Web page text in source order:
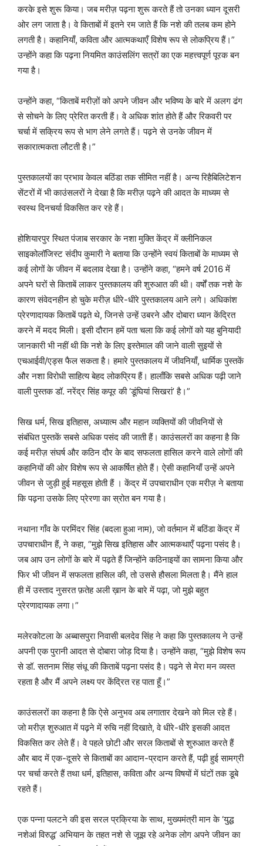
करके इसे शुरू किया। जब मरीज़ पढ़ना शुरू करते हैं तो उनका ध्यान दूसरी
ओर लग जाता है। वे किताबों में इतने रम जाते हैं कि नशे की तलब कम होने
लगती है। कहानियाँ, कविता और आत्मकथाएँ विशेष रूप से लोकप्रिय हैं।”
उन्होंने कहा कि पढ़ना नियमित काउंसलिंग सत्रों का एक महत्त्वपूर्ण पूरक बन
गया है।
उन्होंने कहा, “किताबें मरीज़ों को अपने जीवन और भविष्य के बारे में अलग ढंग
से सोचने के लिए प्रेरित करती हैं। वे अधिक शांत होते हैं और रिकवरी पर
चर्चा में सक्रिय रूप से भाग लेने लगते हैं। पढ़ने से उनके जीवन में
सकारात्मकता लौटती है।”
पुस्तकालयों का प्रभाव केवल बठिंडा तक सीमित नहीं है। अन्य रिहैबिलिटेशन
सेंटरों में भी काउंसलरों ने देखा है कि मरीज़ पढ़ने की आदत के माध्यम से
स्वस्थ दिनचर्या विकसित कर रहे हैं।
होशियारपुर स्थित पंजाब सरकार के नशा मुक्ति केंद्र में क्लीनिकल
साइकोलॉजिस्ट संदीप कुमारी ने बताया कि उन्होंने स्वयं किताबों के माध्यम से
कई लोगों के जीवन में बदलाव देखा है। उन्होंने कहा, “हमने वर्ष 2016 में
अपने घरों से किताबें लाकर पुस्तकालय की शुरुआत की थी। वर्षों तक नशे के
कारण संवेदनहीन हो चुके मरीज़ धीरे-धीरे पुस्तकालय आने लगे। अधिकांश
प्रेरणादायक किताबें पढ़ते थे, जिनसे उन्हें उबरने और दोबारा ध्यान केंद्रित
करने में मदद मिली। इसी दौरान हमें पता चला कि कई लोगों को यह बुनियादी
जानकारी भी नहीं थी कि नशे के लिए इस्तेमाल की जाने वाली सुइयों से
एचआईवी/एड्स फैल सकता है। हमारे पुस्तकालय में जीवनियाँ, धार्मिक पुस्तकें
और नशा विरोधी साहित्य बेहद लोकप्रिय हैं। हालाँकि सबसे अधिक पढ़ी जाने
वाली पुस्तक डॉ. नरेंद्र सिंह कपूर की ‘डूंघियां सिखरां’ है।”
सिख धर्म, सिख इतिहास, अध्यात्म और महान व्यक्तियों की जीवनियों से
संबंधित पुस्तकें सबसे अधिक पसंद की जाती हैं। काउंसलरों का कहना है कि
कई मरीज़ संघर्ष और कठिन दौर के बाद सफलता हासिल करने वाले लोगों की
कहानियों की ओर विशेष रूप से आकर्षित होते हैं। ऐसी कहानियाँ उन्हें अपने
जीवन से जुड़ी हुई महसूस होती हैं । केंद्र में उपचाराधीन एक मरीज़ ने बताया
कि पढ़ना उसके लिए प्रेरणा का स्रोत बन गया है।
नथाना गाँव के परमिंदर सिंह (बदला हुआ नाम), जो वर्तमान में बठिंडा केंद्र में
उपचाराधीन हैं, ने कहा, “मुझे सिख इतिहास और आत्मकथाएँ पढ़ना पसंद है।
जब आप उन लोगों के बारे में पढ़ते हैं जिन्होंने कठिनाइयों का सामना किया और
फिर भी जीवन में सफलता हासिल की, तो उससे हौसला मिलता है। मैंने हाल
ही में उस्ताद नुसरत फ़तेह अली ख़ान के बारे में पढ़ा, जो मुझे बहुत
प्रेरणादायक लगा।”
मलेरकोटला के अब्बासपुरा निवासी बलदेव सिंह ने कहा कि पुस्तकालय ने उन्हें
अपनी एक पुरानी आदत से दोबारा जोड़ दिया है। उन्होंने कहा, “मुझे विशेष रूप
से डॉ. सतनाम सिंह संधू की किताबें पढ़ना पसंद है। पढ़ने से मेरा मन व्यस्त
रहता है और मैं अपने लक्ष्य पर केंद्रित रह पाता हूँ।”
काउंसलरों का कहना है कि ऐसे अनुभव अब लगातार देखने को मिल रहे हैं।
जो मरीज़ शुरुआत में पढ़ने में रुचि नहीं दिखाते, वे धीरे-धीरे इसकी आदत
विकसित कर लेते हैं। वे पहले छोटी और सरल किताबों से शुरुआत करते हैं
और बाद में एक-दूसरे से किताबों का आदान-प्रदान करते हैं, पढ़ी हुई सामग्री
पर चर्चा करते हैं तथा धर्म, इतिहास, कविता और अन्य विषयों में घंटों तक डूबे
रहते हैं।
एक पन्ना पलटने की इस सरल प्रक्रिया के साथ, मुख्यमंत्री मान के ‘युद्ध
नशेआं विरुद्ध’ अभियान के तहत नशे से जूझ रहे अनेक लोग अपने जीवन का